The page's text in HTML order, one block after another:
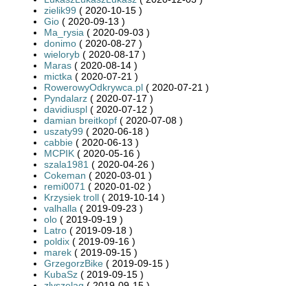
zielik99 ( 2020-10-15 )
Gio ( 2020-09-13 )
Ma_rysia ( 2020-09-03 )
donimo ( 2020-08-27 )
wieloryb ( 2020-08-17 )
Maras ( 2020-08-14 )
mictka ( 2020-07-21 )
RowerowyOdkrywca.pl ( 2020-07-21 )
Pyndalarz ( 2020-07-17 )
davidiuspl ( 2020-07-12 )
damian breitkopf ( 2020-07-08 )
uszaty99 ( 2020-06-18 )
cabbie ( 2020-06-13 )
MCPIK ( 2020-05-16 )
szala1981 ( 2020-04-26 )
Cokeman ( 2020-03-01 )
remi0071 ( 2020-01-02 )
Krzysiek troll ( 2019-10-14 )
valhalla ( 2019-09-23 )
olo ( 2019-09-19 )
Latro ( 2019-09-18 )
poldix ( 2019-09-16 )
marek ( 2019-09-15 )
GrzegorzBike ( 2019-09-15 )
KubaSz ( 2019-09-15 )